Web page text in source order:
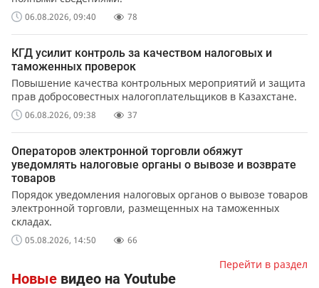
06.08.2026, 09:40 78
КГД усилит контроль за качеством налоговых и
таможенных проверок
Повышение качества контрольных мероприятий и защита
прав добросовестных налогоплательщиков в Казахстане.
06.08.2026, 09:38 37
Операторов электронной торговли обяжут
уведомлять налоговые органы о вывозе и возврате
товаров
Порядок уведомления налоговых органов о вывозе товаров
электронной торговли, размещенных на таможенных
складах.
05.08.2026, 14:50 66
Перейти в раздел
Новые видео на Youtube